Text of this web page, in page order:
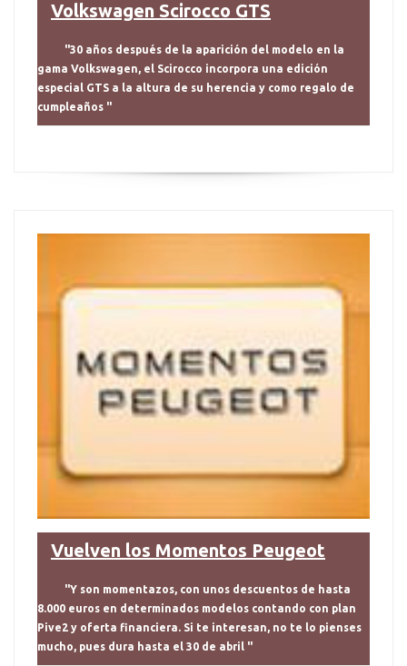
Volkswagen Scirocco GTS
"30 años después de la aparición del modelo en la
gama Volkswagen, el Scirocco incorpora una edición
especial GTS a la altura de su herencia y como regalo de
cumpleaños "
Vuelven los Momentos Peugeot
"Y son momentazos, con unos descuentos de hasta
8.000 euros en determinados modelos contando con plan
Pive2 y oferta financiera. Si te interesan, no te lo pienses
mucho, pues dura hasta el 30 de abril "